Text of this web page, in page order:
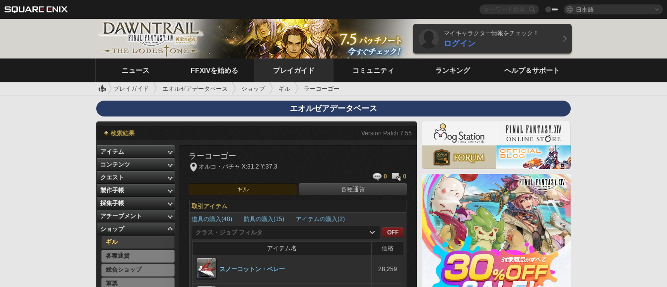
日本語
マイキャラクター情報をチェック！
ログイン
ニュース FFXIVを始める プレイガイド コミュニティ ランキング ヘルプ＆サポート
プレイガイド エオルゼアデータベース ショップ ギル ラーコーゴー
エオルゼアデータベース
検索結果 Version:Patch 7.55
アイテム
コンテンツ
クエスト
製作手帳
採集手帳
アチーブメント
ショップ
ギル
各種通貨
総合ショップ
軍票
ラーコーゴー
オルコ・パチャ X:31.2 Y:37.3
0
0
ギル
各種通貨
取引アイテム
道具の購入(48)
防具の購入(15)
アイテムの購入(2)
クラス・ジョブ フィルタ
OFF
アイテム名 価格
スノーコットン・ベレー 28,259